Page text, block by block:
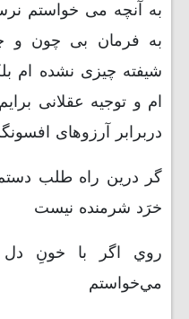
به آنچه می خواستم
به فرمان بی چون و
شیفته چیزی نشده ام
ام و توجیه عقلانی
دربرابر آرزوهای
گر درين راه طلب
خرَد شرمنده نيست
روي اگر با خونِ دل
مي‌خواستم